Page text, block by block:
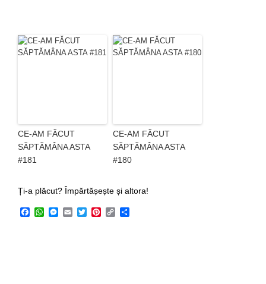
CE-AM FĂCUT
SĂPTĂMÂNA ASTA
#181
CE-AM FĂCUT
SĂPTĂMÂNA ASTA
#180
Ți-a plăcut? Împărtășește și altora!
Facebook
WhatsApp
Messenger
EmailTwitterPinterest
Copy